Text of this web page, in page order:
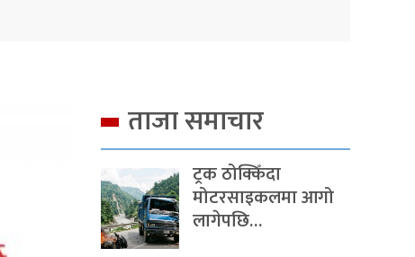
ताजा समाचार
ट्रक ठोक्किँदा
मोटरसाइकलमा आगो
लागेपछि…